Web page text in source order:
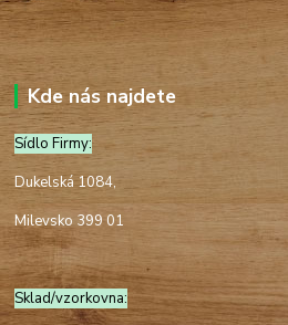
Kde nás najdete
Sídlo Firmy:
Dukelská 1084,
Milevsko 399 01
Sklad/vzorkovna: